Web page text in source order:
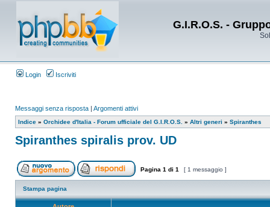
G.I.R.O.S. -
Login Iscriviti
Messaggi senza risposta | Argomenti attivi
Indice » Orchidee d'Italia - Forum ufficiale del G.I.R.O.S. » Altri generi » Spiranthes
Spiranthes spiralis prov. UD
Pagina 1 di 1 [ 1 messaggio ]
Stampa pagina